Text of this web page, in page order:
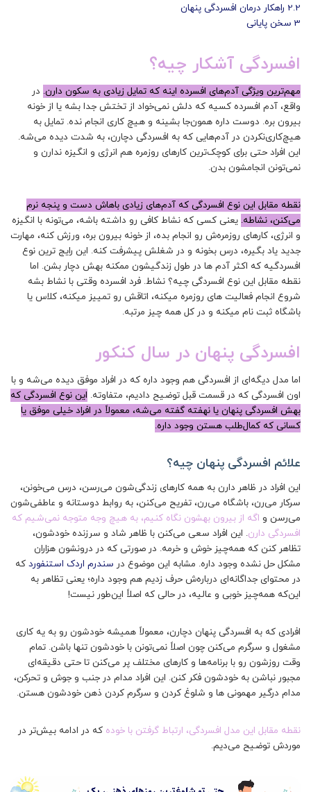
2.2 راهکار درمان افسردگی پنهان
3 سخن پایانی
افسردگی آشکار چیه؟
مهم‌ترین ویژگی‌ آدم‌های افسرده اینه که تمایل زیادی به سکون دارن. در
واقع، آدم افسرده کسیه که دلش نمی‌خواد از تختش جدا بشه یا از خونه
بیرون بره. دوست داره همون‌جا بشینه و هیچ کاری انجام نده. تمایل به
هیچ‌کاری‌نکردن در ‌آدم‌هایی که به افسردگی دچارن، به شدت دیده می‌شه.
این افراد حتی برای کوچک‌ترین کارهای روزمره هم انرژی و انگیزه ندارن و
نمی‌تونن انجامشون بدن.
نقطه مقابل این نوع افسردگی که آدم‌های زیادی باهاش دست‌ و‌ پنجه نرم
می‌کنن، نشاطه. یعنی کسی که نشاط کافی رو داشته باشه، می‌تونه با انگیزه
و انرژی، کارهای روزمره‌ش رو انجام بده، از خونه بیرون بره، ورزش کنه، مهارت
جدید یاد بگیره، درس بخونه و در شغلش پیشرفت کنه. این رایج ترین نوع
افسردگیه که اکثر آدم ها در طول زندگیشون ممکنه بهش دچار بشن. اما
نقطه مقابل این نوع افسردگی چیه؟ نشاط. فرد افسرده وقتی با نشاط بشه
شروع انجام فعالیت های روزمره میکنه، اتاقش رو تمییز میکنه، کلاس یا
باشگاه ثبت نام میکنه و در کل همه چیز مرتبه.
افسردگی پنهان در سال کنکور
اما مدل دیگه‌ای از افسردگی هم وجود داره که در افراد موفق دیده می‌شه و با
اون افسردگی که در قسمت قبل توضیح دادیم، متفاوته. این نوع افسردگی که
بهش افسردگی پنهان یا نهفته گفته می‌شه، معمولاً در افراد خیلی موفق یا
کسانی که کمال‌طلب هستن وجود داره.
علائم افسردگی پنهان چیه؟
این افراد در ظاهر دارن به همه کارهای زندگی‌شون می‌رسن، درس می‌خونن،
سرکار می‌رن، باشگاه می‌رن، تفریح می‌کنن، به روابط دوستانه و عاطفی‌شون
می‌رسن و اگه از بیرون بهشون نگاه کنیم، به هیچ وجه متوجه نمی‌شیم که
افسردگی دارن. این افراد سعی می‌کنن با ظاهر شاد و سرزنده خودشون،
تظاهر کنن که همه‌چیز خوش و خرمه. در صورتی که در درونشون هزاران
مشکل حل‌ نشده وجود داره. مشابه این موضوع در سندرم اردک استنفورد که
در محتوای جداگانه‌ای درباره‌ش حرف زدیم هم وجود داره؛ یعنی تظاهر به
این‌که همه‌چیز خوبی و عالیه، در حالی که اصلاً این‌طور نیست!
افرادی که به افسردگی پنهان دچارن، معمولاً همیشه خودشون رو به یه کاری
مشغول و سرگرم می‌کنن چون اصلاً نمی‌تونن با خودشون تنها باشن. تمام
وقت روزشون رو با برنامه‌ها و کارهای مختلف پر می‌کنن تا حتی دقیقه‌ای
مجبور نباشن به خودشون فکر کنن. این افراد مدام در جنب و جوش و تحرکن،
مدام درگیر مهمونی ها و شلوغ کردن و سرگرم کردن ذهن خودشون هستن.
نقطه مقابل این مدل افسردگی، ارتباط‌ گرفتن با خوده که در ادامه بیش‌تر در
موردش توضیح می‌دیم.